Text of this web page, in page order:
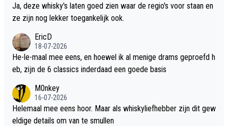
Ja, deze whisky's laten goed zien waar de regio's voor staan en
ze zijn nog lekker toegankelijk ook.
EricD
18-07-2026
He-le-maal mee eens, en hoewel ik al menige drams geproefd h
eb, zijn de 6 classics inderdaad een goede basis
M0nkey
16-07-2026
Helemaal mee eens hoor. Maar als whiskyliefhebber zijn dit gew
eldige details om van te smullen